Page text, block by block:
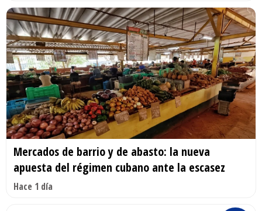
Mercados de barrio y de abasto: la nueva
apuesta del régimen cubano ante la escasez
Hace 1 día